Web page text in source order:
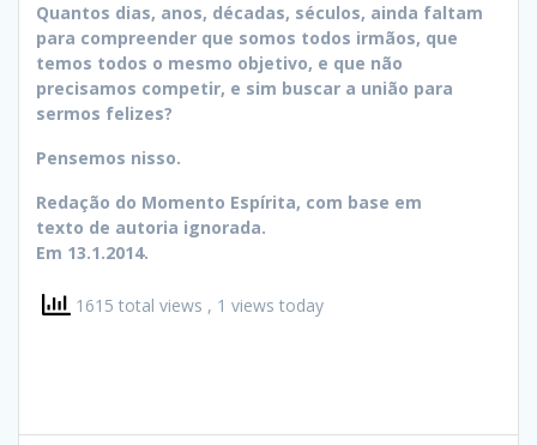
Quantos dias, anos, décadas, séculos, ainda faltam
para compreender que somos todos irmãos, que
temos todos o mesmo objetivo, e que não
precisamos competir, e sim buscar a união para
sermos felizes?
Pensemos nisso.
Redação do Momento Espírita, com base em
texto de autoria ignorada.
Em 13.1.2014.
1615 total views , 1 views today